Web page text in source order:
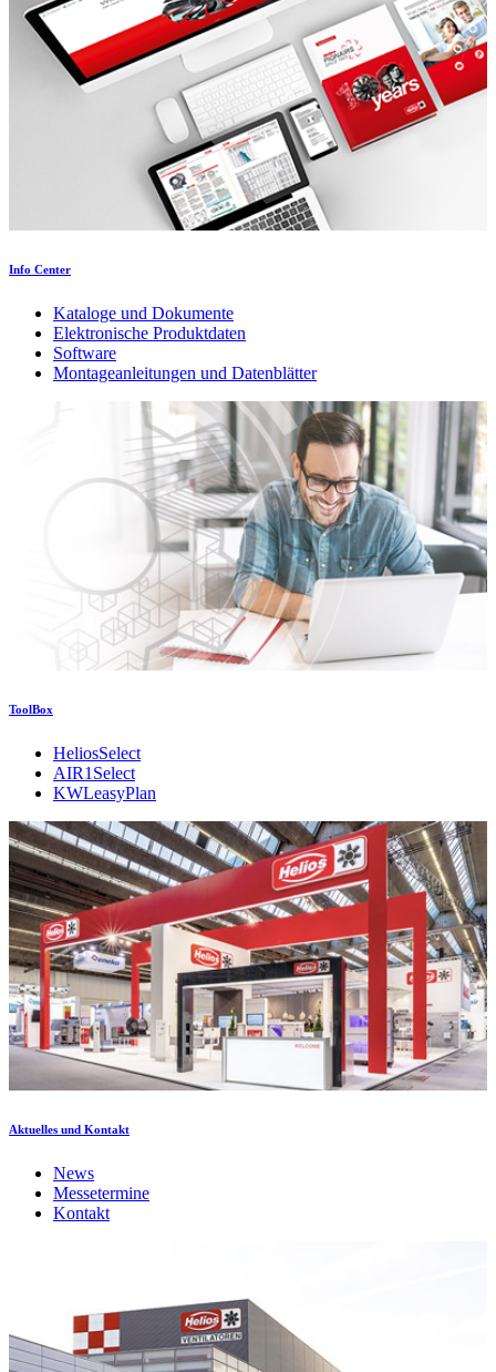
Info Center
Kataloge und Dokumente
Elektronische Produktdaten
Software
Montageanleitungen und Datenblätter
ToolBox
HeliosSelect
AIR1Select
KWLeasyPlan
Aktuelles und Kontakt
News
Messetermine
Kontakt